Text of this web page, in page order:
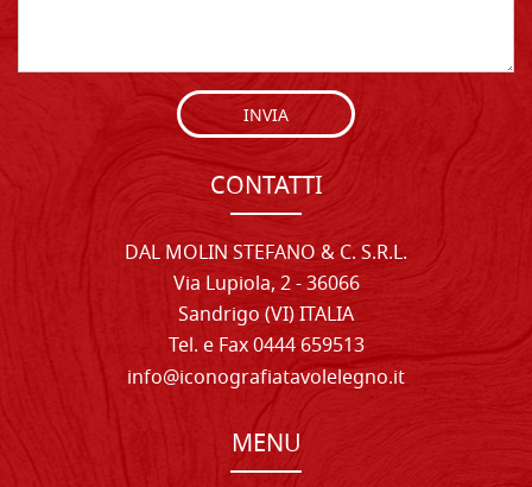
INVIA
CONTATTI
DAL MOLIN STEFANO & C. S.R.L.
Via Lupiola, 2 - 36066
Sandrigo (VI) ITALIA
Tel. e Fax 0444 659513
info@iconografiatavolelegno.it
MENU